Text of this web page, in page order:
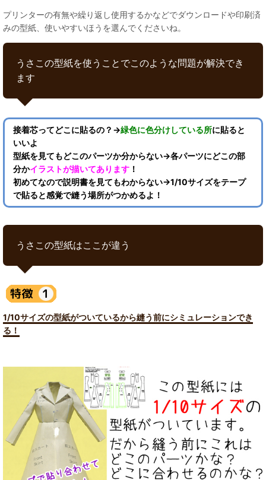
プリンターの有無や繰り返し使用するかなどでダウンロードや印刷済
みの型紙、使いやすいほうを選んでくださいね。
うさこの型紙を使うことでこのような問題が解決でき
ます
接着芯ってどこに貼るの？→緑色に色分けしている所に貼ると
いいよ
型紙を見てもどこのパーツか分からない→各パーツにどこの部
分かイラストが描いてあります ！
初めてなので説明書を見てもわからない→1/10サイズをテープ
で貼ると感覚で縫う場所がつかめるよ！
うさこの型紙はここが違う
1/10サイズの型紙がついているから縫う前にシミュレーションでき
る！